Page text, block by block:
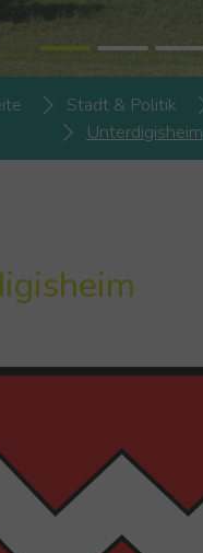
Stadt & Politik
Unterdigisheim
version for: